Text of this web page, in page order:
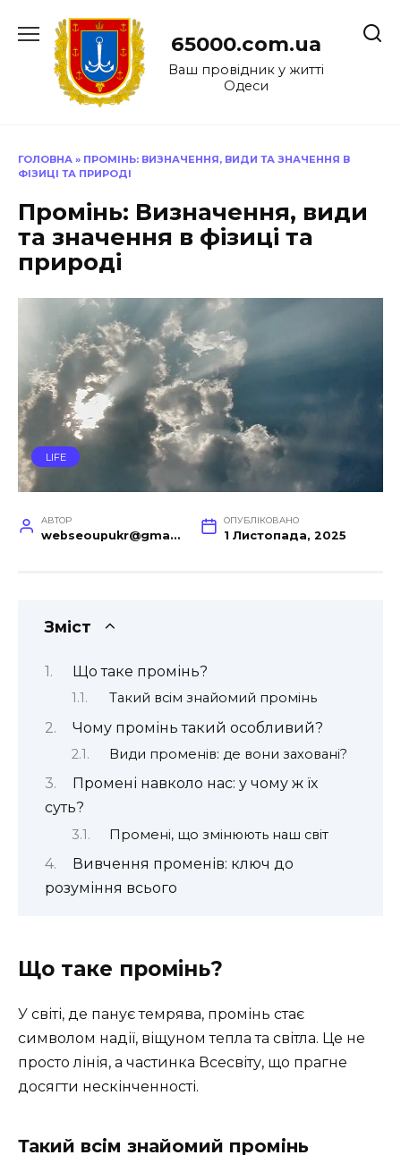
до
65000.com.ua
Ваш провідник у житті
Одеси
ГОЛОВНА » ПРОМІНЬ: ВИЗНАЧЕННЯ, ВИДИ ТА ЗНАЧЕННЯ В
ФІЗИЦІ ТА ПРИРОДІ
Промінь: Визначення, види
та значення в фізиці та
природі
LIFE
АВТОР
webseoupukr@gmail.com
ОПУБЛІКОВАНО
1 Листопада, 2025
Зміст
Що таке промінь?
Такий всім знайомий промінь
Чому промінь такий особливий?
Види променів: де вони заховані?
Промені навколо нас: у чому ж їх
суть?
Промені, що змінюють наш світ
Вивчення променів: ключ до
розуміння всього
Що таке промінь?
У світі, де панує темрява, промінь стає
символом надії, віщуном тепла та світла. Це не
просто лінія, а частинка Всесвіту, що прагне
досягти нескінченності.
Такий всім знайомий промінь